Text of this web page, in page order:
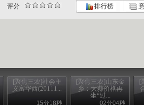
评分 排行榜
[聚焦三农]社会主
义富华西(20111...
15分18秒
[聚焦三农]山东金
乡：大蒜价格再
坐“过...
02分04秒
[